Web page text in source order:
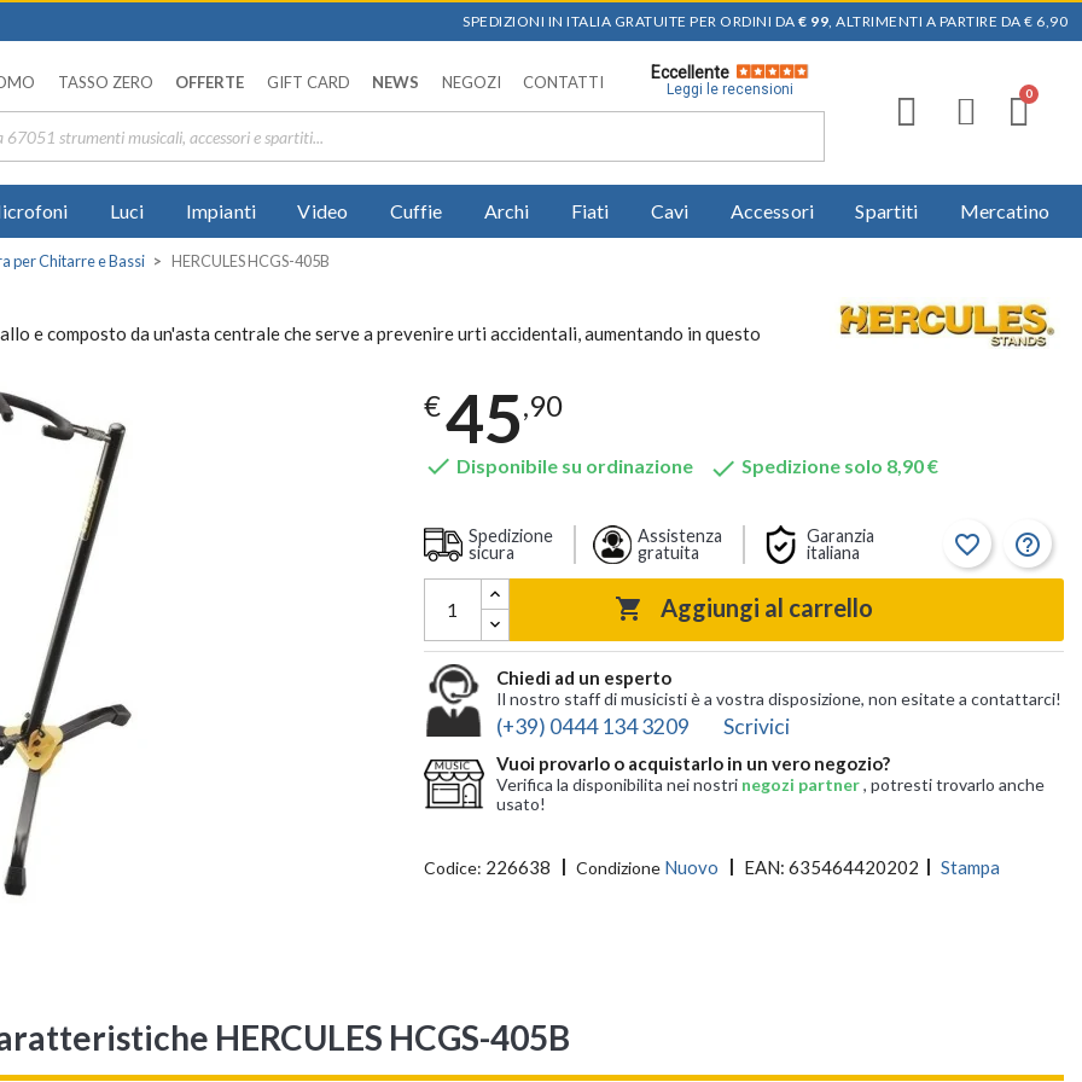
SPEDIZIONI IN ITALIA GRATUITE PER ORDINI DA € 99, ALTRIMENTI A PARTIRE DA € 6,90
TASSO ZERO OFFERTE GIFT CARD NEWS NEGOZI CONTATTI
Eccellente
Leggi le recensioni
Luci Impianti Video Cuffie Archi Fiati Cavi Accessori Spartiti Mercatino
per Chitarre e Bassi HERCULES HCGS-405B
e composto da un'asta centrale che serve a prevenire urti accidentali, aumentando in questo
€45,90
 Disponibile su ordinazione  Spedizione solo 8,90 €
Spedizione
sicura
Assistenza
gratuita
Garanzia
italiana
favorite_border help_outline
 Aggiungi al carrello
Chiedi ad un esperto
Il nostro staff di musicisti è a vostra disposizione, non esitate a contattarci!
(+39) 0444 134 3209 Scrivici
Vuoi provarlo o acquistarlo in un vero negozio?
Verifica la disponibilita nei nostri negozi partner, potresti trovarlo anche
usato!
Codice: 226638 Condizione Nuovo EAN: 635464420202 Stampa
HERCULES HCGS-405B